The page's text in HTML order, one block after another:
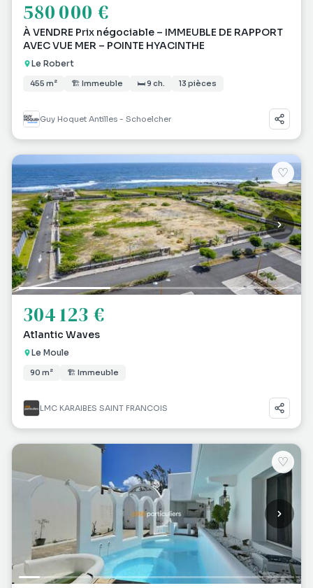
580 000 €
À VENDRE Prix négociable – IMMEUBLE DE RAPPORT
AVEC VUE MER – POINTE HYACINTHE
Le Robert
455 m² 🏗 Immeuble 🛏 9 ch. 13 pièces
Guy Hoquet Antilles - Schoelcher
♡
304 123 €
Atlantic Waves
Le Moule
90 m² 🏗 Immeuble
LMC KARAIBES SAINT FRANCOIS
♡